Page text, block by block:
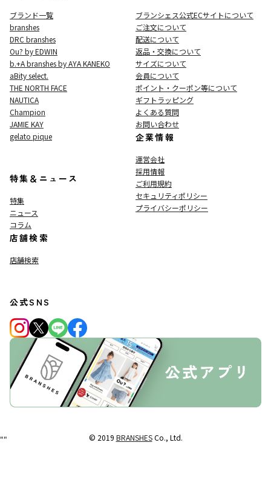
ブランド一覧
branshes
DRC branshes
Ou? by EDWIN
b.+A branshes by AYA KANEKO
aBity select.
THE NORTH FACE
NAUTICA
Champion
JAMIE KAY
gelato pique
特集＆ニュース
特集
ニュース
コラム
店舗検索
店舗検索
ブランシェス公式ECサイトについて
ご注文について
配送について
返品・交換について
サイズについて
会員について
ポイント・クーポン等について
ギフトラッピング
よくある質問
お問い合わせ
企業情報
運営会社
採用情報
ご利用規約
セキュリティポリシー
プライバシーポリシー
公式SNS
© 2019 BRANSHESCo., Ltd.
""